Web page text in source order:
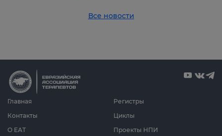
Все новости
Главная
О ЕАТ
Циклы
Проекты НПИ
Регистры
Контакты